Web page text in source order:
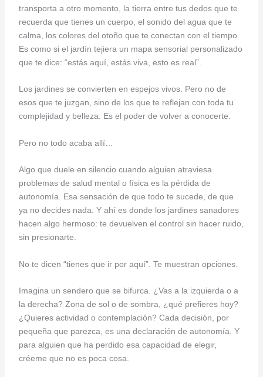
transporta a otro momento, la tierra entre tus dedos que te
recuerda que tienes un cuerpo, el sonido del agua que te
calma, los colores del otoño que te conectan con el tiempo.
Es como si el jardín tejiera un mapa sensorial personalizado
que te dice: “estás aquí, estás viva, esto es real”.
Los jardines se convierten en espejos vivos. Pero no de
esos que te juzgan, sino de los que te reflejan con toda tu
complejidad y belleza. Es el poder de volver a conocerte.
Pero no todo acaba allí…
Algo que duele en silencio cuando alguien atraviesa
problemas de salud mental o física es la pérdida de
autonomía. Esa sensación de que todo te sucede, de que
ya no decides nada. Y ahí es donde los jardines sanadores
hacen algo hermoso: te devuelven el control sin hacer ruido,
sin presionarte.
No te dicen “tienes que ir por aquí”. Te muestran opciones.
Imagina un sendero que se bifurca. ¿Vas a la izquierda o a
la derecha? Zona de sol o de sombra, ¿qué prefieres hoy?
¿Quieres actividad o contemplación? Cada decisión, por
pequeña que parezca, es una declaración de autonomía. Y
para alguien que ha perdido esa capacidad de elegir,
créeme que no es poca cosa.